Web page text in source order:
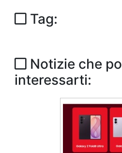
Tag:
Notizie che
interessarti: